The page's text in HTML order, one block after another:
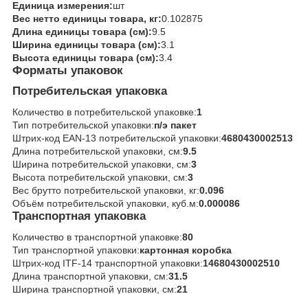
Единица измерения:шт
Вес нетто единицы товара, кг:0.102875
Длина единицы товара (см):9.5
Ширина единицы товара (см):3.1
Высота единицы товара (см):3.4
Форматы упаковок
Потребительская упаковка
Количество в потребительской упаковке:1
Тип потребительской упаковки:п/э пакет
Штрих-код EAN-13 потребительской упаковки:4680430002513
Длина потребительской упаковки, см:9.5
Ширина потребительской упаковки, см:3
Высота потребительской упаковки, см:3
Вес брутто потребительской упаковки, кг:0.096
Объём потребительской упаковки, куб.м:0.000086
Транспортная упаковка
Количество в транспортной упаковке:80
Тип транспортной упаковки:картонная коробка
Штрих-код ITF-14 транспортной упаковки:14680430002510
Длина транспортной упаковки, см:31.5
Ширина транспортной упаковки, см:21